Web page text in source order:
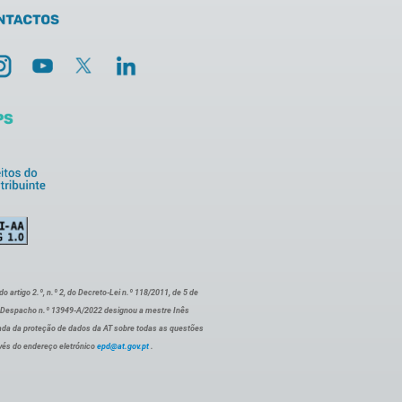
2.º, n.º 2, do Decreto-Lei n.º 118/2011, de 5 de
n.º 13949-A/2022 designou a mestre Inês
da proteção de dados da AT sobre todas as questões
do endereço eletrónico epd@at.gov.pt .